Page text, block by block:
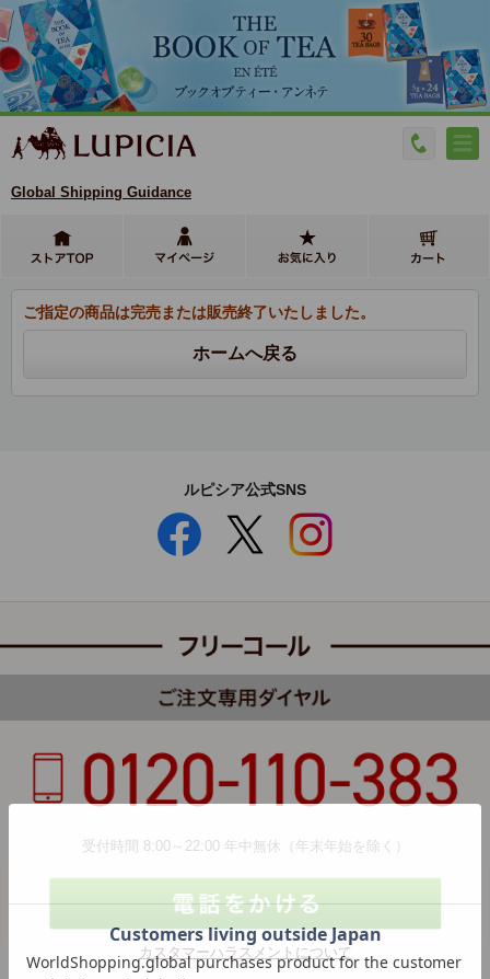
Global Shipping Guidance
ご指定の商品は完売または販売終了いたしました。
ルピシア公式SNS
受付時間 8:00～22:00 年中無休（年末年始を除く）
カスタマーハラスメントについて